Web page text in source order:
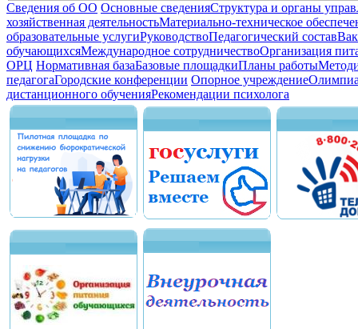
Сведения об ОО Основные сведенияСтруктура и органы
хозяйственная деятельностьМатериально-техническое
образовательные услугиРуководствоПедагогический состав
обучающихсяМеждународное сотрудничествоОрганизация
ОРЦ Нормативная базаБазовые площадкиПланы работы
педагогаГородские конференции Опорное учреждение
дистанционного обученияРекомендации психолога